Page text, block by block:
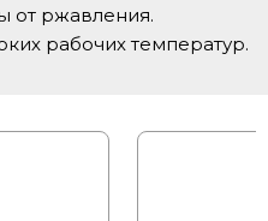
от ржавления.
рабочих температур.